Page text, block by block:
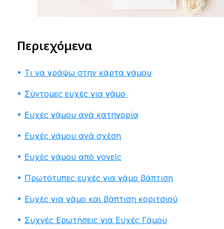
Περιεχόμενα
Τι να γράψω στην κάρτα γάμου
Σύντομες ευχές για γάμο
Ευχές γάμου ανά κατηγορία
Ευχές γάμου ανά σχέση
Ευχές γάμου από γονείς
Πρωτότυπες ευχές για γάμο βάπτιση
Ευχές για γάμο και βάπτιση κοριτσιού
Συχνές Ερωτήσεις για Ευχές Γάμου